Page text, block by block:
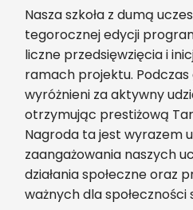
Nasza szkoła z dumą
tegorocznej edycji
liczne przedsięwzięcia i
ramach projektu.
wyróżnieni za aktywny
otrzymując prestiżową
Nagroda ta jest wyrazem
zaangażowania naszych
działania społeczne oraz
ważnych dla społeczności